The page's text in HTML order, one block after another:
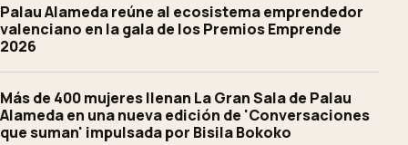
Palau Alameda reúne al ecosistema emprendedor
valenciano en la gala de los Premios Emprende
2026
Más de 400 mujeres llenan La Gran Sala de Palau
Alameda en una nueva edición de 'Conversaciones
que suman' impulsada por Bisila Bokoko